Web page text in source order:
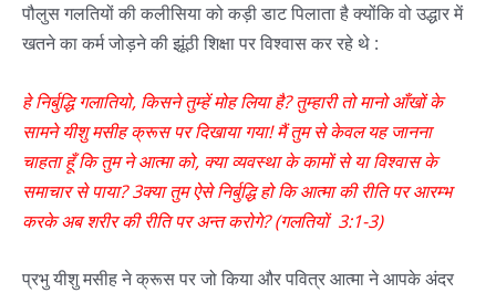
पौलुस गलतियों की कलीसिया को कड़ी डाट पिलाता है क्योंकि वो उद्धार में
खतने का कर्म जोड़ने की झूंठी शिक्षा पर विश्वास कर रहे थे :
हे निर्बुद्धि गलातियो, किसने तुम्हें मोह लिया है? तुम्हारी तो मानो आँखों के
सामने यीशु मसीह क्रूस पर दिखाया गया! मैं तुम से केवल यह जानना
चाहता हूँ कि तुम ने आत्मा को, क्या व्यवस्था के कामों से या विश्वास के
समाचार से पाया? 3क्या तुम ऐसे निर्बुद्धि हो कि आत्मा की रीति पर आरम्भ
करके अब शरीर की रीति पर अन्त करोगे? (गलतियों 3:1-3)
प्रभु यीशु मसीह ने क्रूस पर जो किया और पवित्र आत्मा ने आपके अंदर